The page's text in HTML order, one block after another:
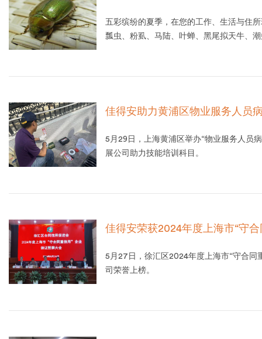
五彩缤纷的夏季，在您的工作、生活与住
瓢虫、粉虱、马陆、叶蝉、黑尾拟天牛、
佳得安助力黄浦区物业服务人员
5月29日，上海黄浦区举办“物业服务人员
展公司助力技能培训科目。
佳得安荣获2024年度上海市“守
5月27日，徐汇区2024年度上海市“守合同
司荣誉上榜。